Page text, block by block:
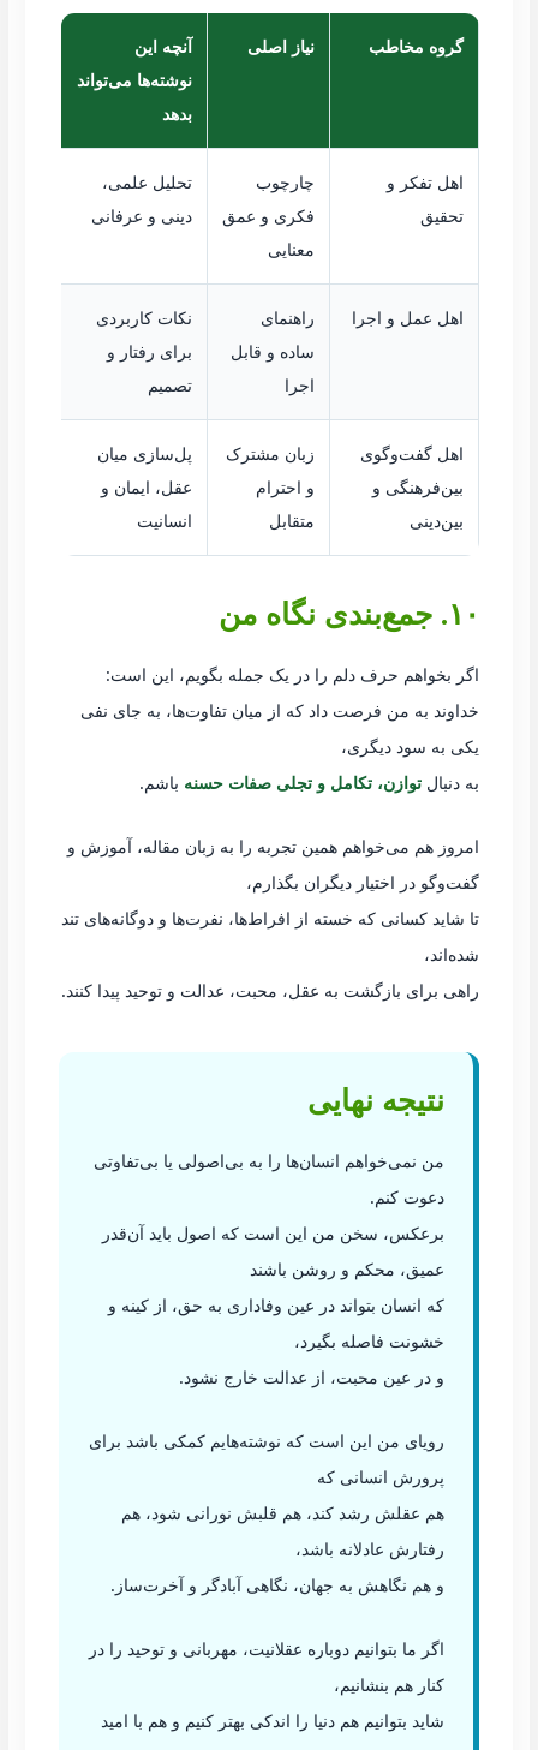
گروه مخاطب نیاز اصلی
آنچه این
نوشته‌ها می‌تواند
بدهد
اهل تفکر و
تحقیق
چارچوب
فکری و عمق
معنایی
تحلیل علمی،
دینی و عرفانی
اهل عمل و اجرا
راهنمای
ساده و قابل
اجرا
نکات کاربردی
برای رفتار و
تصمیم
اهل گفت‌وگوی
بین‌فرهنگی و
بین‌دینی
زبان مشترک
و احترام
متقابل
پل‌سازی میان
عقل، ایمان و
انسانیت
۱۰. جمع‌بندی نگاه من
اگر بخواهم حرف دلم را در یک جمله بگویم، این است:
خداوند به من فرصت داد که از میان تفاوت‌ها، به جای نفی
یکی به سود دیگری،
به دنبالتوازن، تکامل و تجلی صفات حسنه باشم.
امروز هم می‌خواهم همین تجربه را به زبان مقاله، آموزش و
گفت‌وگو در اختیار دیگران بگذارم،
تا شاید کسانی که خسته از افراط‌ها، نفرت‌ها و دوگانه‌های تند
شده‌اند،
راهی برای بازگشت به عقل، محبت، عدالت و توحید پیدا کنند.
نتیجه نهایی
من نمی‌خواهم انسان‌ها را به بی‌اصولی یا بی‌تفاوتی
دعوت کنم.
برعکس، سخن من این است که اصول باید آن‌قدر
عمیق، محکم و روشن باشند
که انسان بتواند در عین وفاداری به حق، از کینه و
خشونت فاصله بگیرد،
و در عین محبت، از عدالت خارج نشود.
رویای من این است که نوشته‌هایم کمکی باشد برای
پرورش انسانی که
هم عقلش رشد کند، هم قلبش نورانی شود، هم
رفتارش عادلانه باشد،
و هم نگاهش به جهان، نگاهی آبادگر و آخرت‌ساز.
اگر ما بتوانیم دوباره عقلانیت، مهربانی و توحید را در
کنار هم بنشانیم،
شاید بتوانیم هم دنیا را اندکی بهتر کنیم و هم با امید